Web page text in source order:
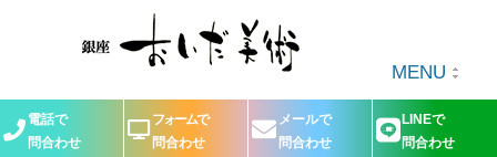
MENU
電話で
問合わせ
フォームで
問合わせ
メールで
問合わせ
LINEで
問合わせ